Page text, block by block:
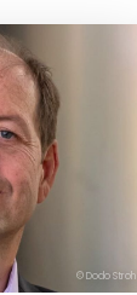
© Dodo Stroh